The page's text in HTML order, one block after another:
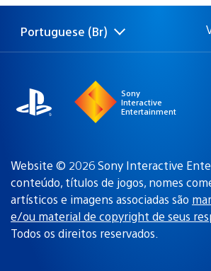
publicação:
Selecione
uma
Região
atual:
Portuguese (Br)
Sony
Interactive
Entertainment
Website © 2026 Sony Interactive
conteúdo, títulos de jogos, nomes
artísticos e imagens associadas são
e/ou material de copyright de seus
Todos os direitos reservados.